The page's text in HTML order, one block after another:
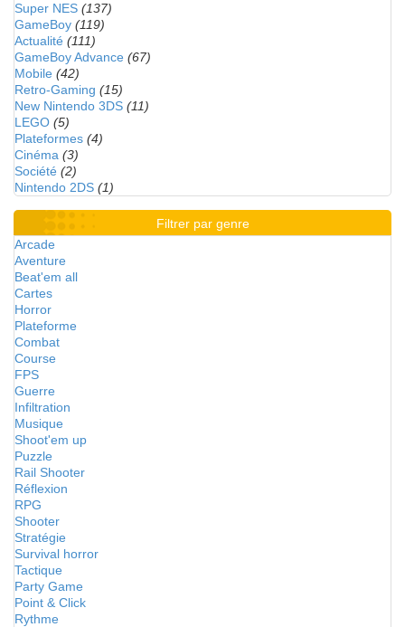
Super NES (137)
GameBoy (119)
Actualité (111)
GameBoy Advance (67)
Mobile (42)
Retro-Gaming (15)
New Nintendo 3DS (11)
LEGO (5)
Plateformes (4)
Cinéma (3)
Société (2)
Nintendo 2DS (1)
Filtrer par genre
Arcade
Aventure
Beat'em all
Cartes
Horror
Plateforme
Combat
Course
FPS
Guerre
Infiltration
Musique
Shoot'em up
Puzzle
Rail Shooter
Réflexion
RPG
Shooter
Stratégie
Survival horror
Tactique
Party Game
Point & Click
Rythme